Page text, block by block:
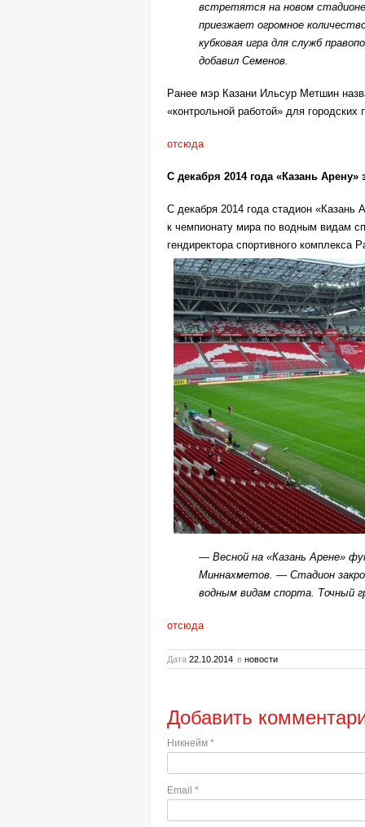
встретятся на новом
приезжает огромное
кубковая игра для служб
добавил Семенов.
Ранее мэр Казани Ильсур Метшин
«контрольной работой» для городских
отсюда
С декабря 2014 года «Казань
С декабря 2014 года стадион «Казань
к чемпионату мира по водным видам
гендиректора спортивного комплекса
— Весной на «Казань Арене»
Миннахметов. — Стадион
водным видам спорта. Точный
отсюда
Дата 22.10.2014 в новости
Добавить
Никнейм *
Email *